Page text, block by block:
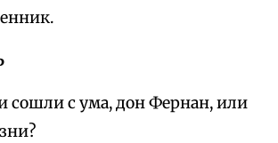
сошли с ума, дон Фернан, или